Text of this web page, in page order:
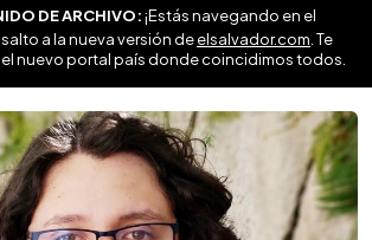
DE ARCHIVO:¡Estás navegando en el
a la nueva versión deelsalvador.com . Te
nuevo portal país donde coincidimos todos.